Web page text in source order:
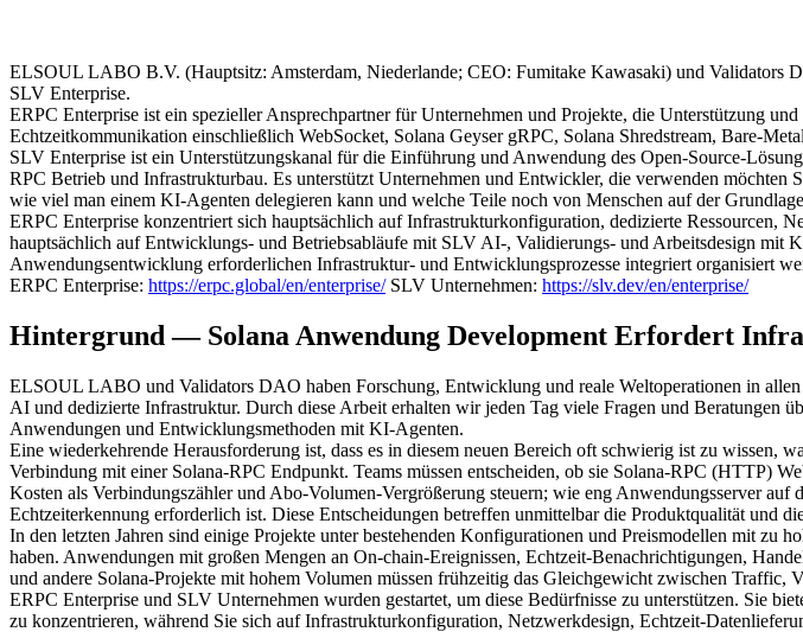
ELSOUL LABO B.V. (Hauptsitz: Amsterdam, Niederlande; CEO: Fumitake Kawasaki) und Validators
SLV Enterprise.
ERPC Enterprise ist ein spezieller Ansprechpartner für Unternehmen und Projekte, die Unterstützung
Echtzeitkommunikation einschließlich WebSocket, Solana Geyser gRPC, Solana Shredstream, Bare-
SLV Enterprise ist ein Unterstützungskanal für die Einführung und Anwendung des Open-Source-
RPC Betrieb und Infrastrukturbau. Es unterstützt Unternehmen und Entwickler, die verwenden
wie viel man einem KI-Agenten delegieren kann und welche Teile noch von Menschen auf der
ERPC Enterprise konzentriert sich hauptsächlich auf Infrastrukturkonfiguration, dedizierte Ressourcen,
hauptsächlich auf Entwicklungs- und Betriebsabläufe mit SLV AI-, Validierungs- und Arbeitsdesign
Anwendungsentwicklung erforderlichen Infrastruktur- und Entwicklungsprozesse integriert organisiert
ERPC Enterprise: https://erpc.global/en/enterprise/SLV Unternehmen: https://slv.dev/en/enterprise/
Hintergrund — Solana Anwendung Development Erfordert
ELSOUL LABO und Validators DAO haben Forschung, Entwicklung und reale Weltoperationen in
AI und dedizierte Infrastruktur. Durch diese Arbeit erhalten wir jeden Tag viele Fragen und
Anwendungen und Entwicklungsmethoden mit KI-Agenten.
Eine wiederkehrende Herausforderung ist, dass es in diesem neuen Bereich oft schwierig ist zu
Verbindung mit einer Solana-RPC Endpunkt. Teams müssen entscheiden, ob sie Solana-RPC (HTTP)
Kosten als Verbindungszähler und Abo-Volumen-Vergrößerung steuern; wie eng Anwendungsserver
Echtzeiterkennung erforderlich ist. Diese Entscheidungen betreffen unmittelbar die Produktqualität und
In den letzten Jahren sind einige Projekte unter bestehenden Konfigurationen und Preismodellen mit
haben. Anwendungen mit großen Mengen an On-chain-Ereignissen, Echtzeit-Benachrichtigungen,
und andere Solana-Projekte mit hohem Volumen müssen frühzeitig das Gleichgewicht zwischen Traffic,
ERPC Enterprise und SLV Unternehmen wurden gestartet, um diese Bedürfnisse zu unterstützen. Sie
zu konzentrieren, während Sie sich auf Infrastrukturkonfiguration, Netzwerkdesign, Echtzeit-